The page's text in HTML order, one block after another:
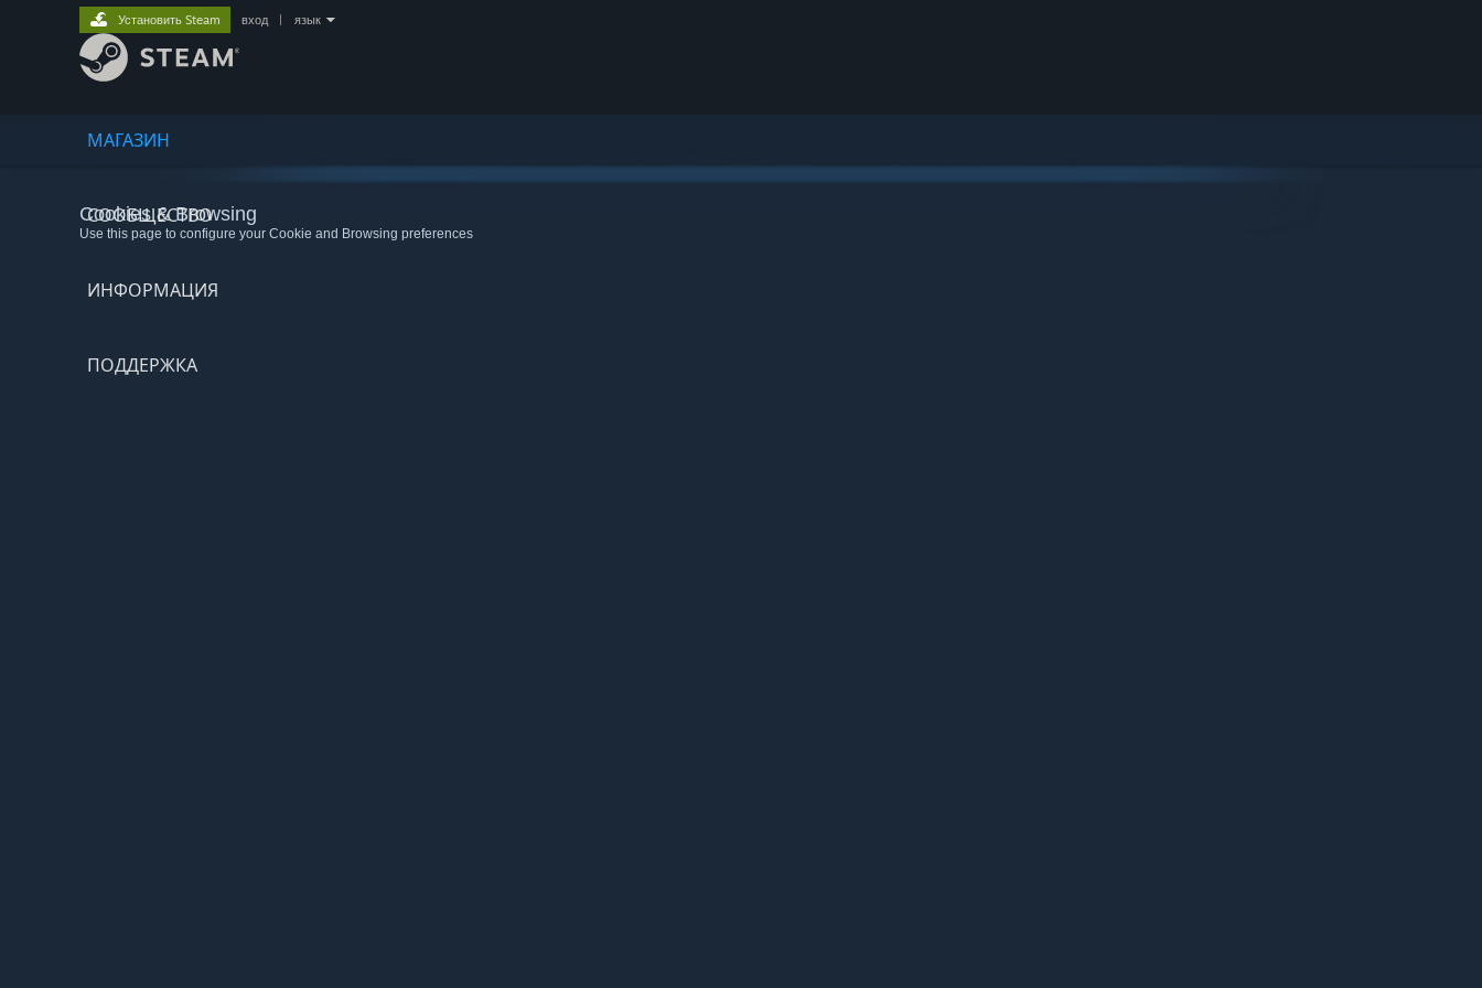
МАГАЗИН
СООБЩЕСТВО
ИНФОРМАЦИЯ
ПОДДЕРЖКА
Установить Steam вход язык
Cookies & Browsing
Use this page to configure your Cookie and Browsing preferences